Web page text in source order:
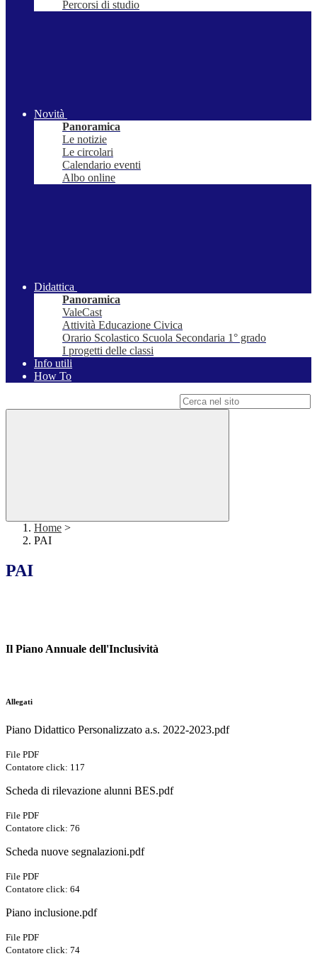
Percorsi di studio
Novità
Panoramica
Le notizie
Le circolari
Calendario eventi
Albo online
Didattica
Panoramica
ValeCast
Attività Educazione Civica
Orario Scolastico Scuola Secondaria 1° grado
I progetti delle classi
Info utili
How To
Home >
PAI
PAI
Il Piano Annuale dell'Inclusività
Allegati
Piano Didattico Personalizzato a.s. 2022-2023.pdf
File PDF
Contatore click: 117
Scheda di rilevazione alunni BES.pdf
File PDF
Contatore click: 76
Scheda nuove segnalazioni.pdf
File PDF
Contatore click: 64
Piano inclusione.pdf
File PDF
Contatore click: 74